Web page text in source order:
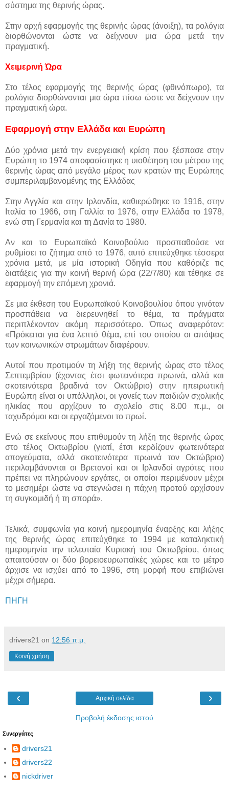
σύστημα της θερινής ώρας.
Στην αρχή εφαρμογής της θερινής ώρας (άνοιξη), τα ρολόγια
διορθώνονται ώστε να δείχνουν μια ώρα μετά την
πραγματική.
Χειμερινή Ώρα
Στο τέλος εφαρμογής της θερινής ώρας (φθινόπωρο), τα
ρολόγια διορθώνονται μια ώρα πίσω ώστε να δείχνουν την
πραγματική ώρα.
Εφαρμογή στην Ελλάδα και Ευρώπη
Δύο χρόνια μετά την ενεργειακή κρίση που ξέσπασε στην
Ευρώπη το 1974 αποφασίστηκε η υιοθέτηση του μέτρου της
θερινής ώρας από μεγάλο μέρος των κρατών της Ευρώπης
συμπεριλαμβανομένης της Ελλάδας
Στην Αγγλία και στην Ιρλανδία, καθιερώθηκε το 1916, στην
Ιταλία το 1966, στη Γαλλία το 1976, στην Ελλάδα το 1978,
ενώ στη Γερμανία και τη Δανία το 1980.
Αν και το Ευρωπαϊκό Κοινοβούλιο προσπαθούσε να
ρυθμίσει το ζήτημα από το 1976, αυτό επιτεύχθηκε τέσσερα
χρόνια μετά, με μία ιστορική Οδηγία που καθόριζε τις
διατάξεις για την κοινή θερινή ώρα (22/7/80) και τέθηκε σε
εφαρμογή την επόμενη χρονιά.
Σε μια έκθεση του Ευρωπαϊκού Κοινοβουλίου όπου γινόταν
προσπάθεια να διερευνηθεί το θέμα, τα πράγματα
περιπλέκονταν ακόμη περισσότερο. Όπως αναφερόταν:
«Πρόκειται για ένα λεπτό θέμα, επί του οποίου οι απόψεις
των κοινωνικών στρωμάτων διαφέρουν.
Αυτοί που προτιμούν τη λήξη της θερινής ώρας στο τέλος
Σεπτεμβρίου (έχοντας έτσι φωτεινότερα πρωινά, αλλά και
σκοτεινότερα βραδινά τον Οκτώβριο) στην ηπειρωτική
Ευρώπη είναι οι υπάλληλοι, οι γονείς των παιδιών σχολικής
ηλικίας που αρχίζουν το σχολείο στις 8.00 π.μ., οι
ταχυδρόμοι και οι εργαζόμενοι το πρωί.
Ενώ σε εκείνους που επιθυμούν τη λήξη της θερινής ώρας
στο τέλος Οκτωβρίου (γιατί, έτσι κερδίζουν φωτεινότερα
απογεύματα, αλλά σκοτεινότερα πρωινά τον Οκτώβριο)
περιλαμβάνονται οι Βρετανοί και οι Ιρλανδοί αγρότες που
πρέπει να πληρώνουν εργάτες, οι οποίοι περιμένουν μέχρι
το μεσημέρι ώστε να στεγνώσει η πάχνη προτού αρχίσουν
τη συγκομιδή ή τη σπορά».
Τελικά, συμφωνία για κοινή ημερομηνία έναρξης και λήξης
της θερινής ώρας επιτεύχθηκε το 1994 με καταληκτική
ημερομηνία την τελευταία Κυριακή του Οκτωβρίου, όπως
απαιτούσαν οι δύο βορειοευρωπαϊκές χώρες και το μέτρο
άρχισε να ισχύει από το 1996, στη μορφή που επιβιώνει
μέχρι σήμερα.
ΠΗΓΗ
drivers21 on 12:56 π.μ.
Κοινή χρήση
‹ ›
Αρχική σελίδα
Προβολή έκδοσης ιστού
Συνεργάτες
drivers21
drivers22
nickdriver